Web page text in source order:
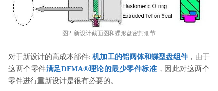
图2 新设计截面图和蝶形盘密封细节
对于新设计的高成本部件:机加工的铝阀体和蝶型盘组件，由于
这两个零件满足DFMA®理论的最少零件标准 ，因此对这两个
零件进行重新设计是很有必要的。